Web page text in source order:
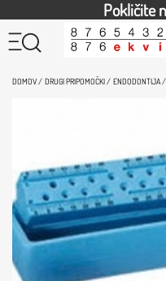
Pokličite
DOMOV / DRUGI PRIPOMOČKI / ENDODONTIJA /